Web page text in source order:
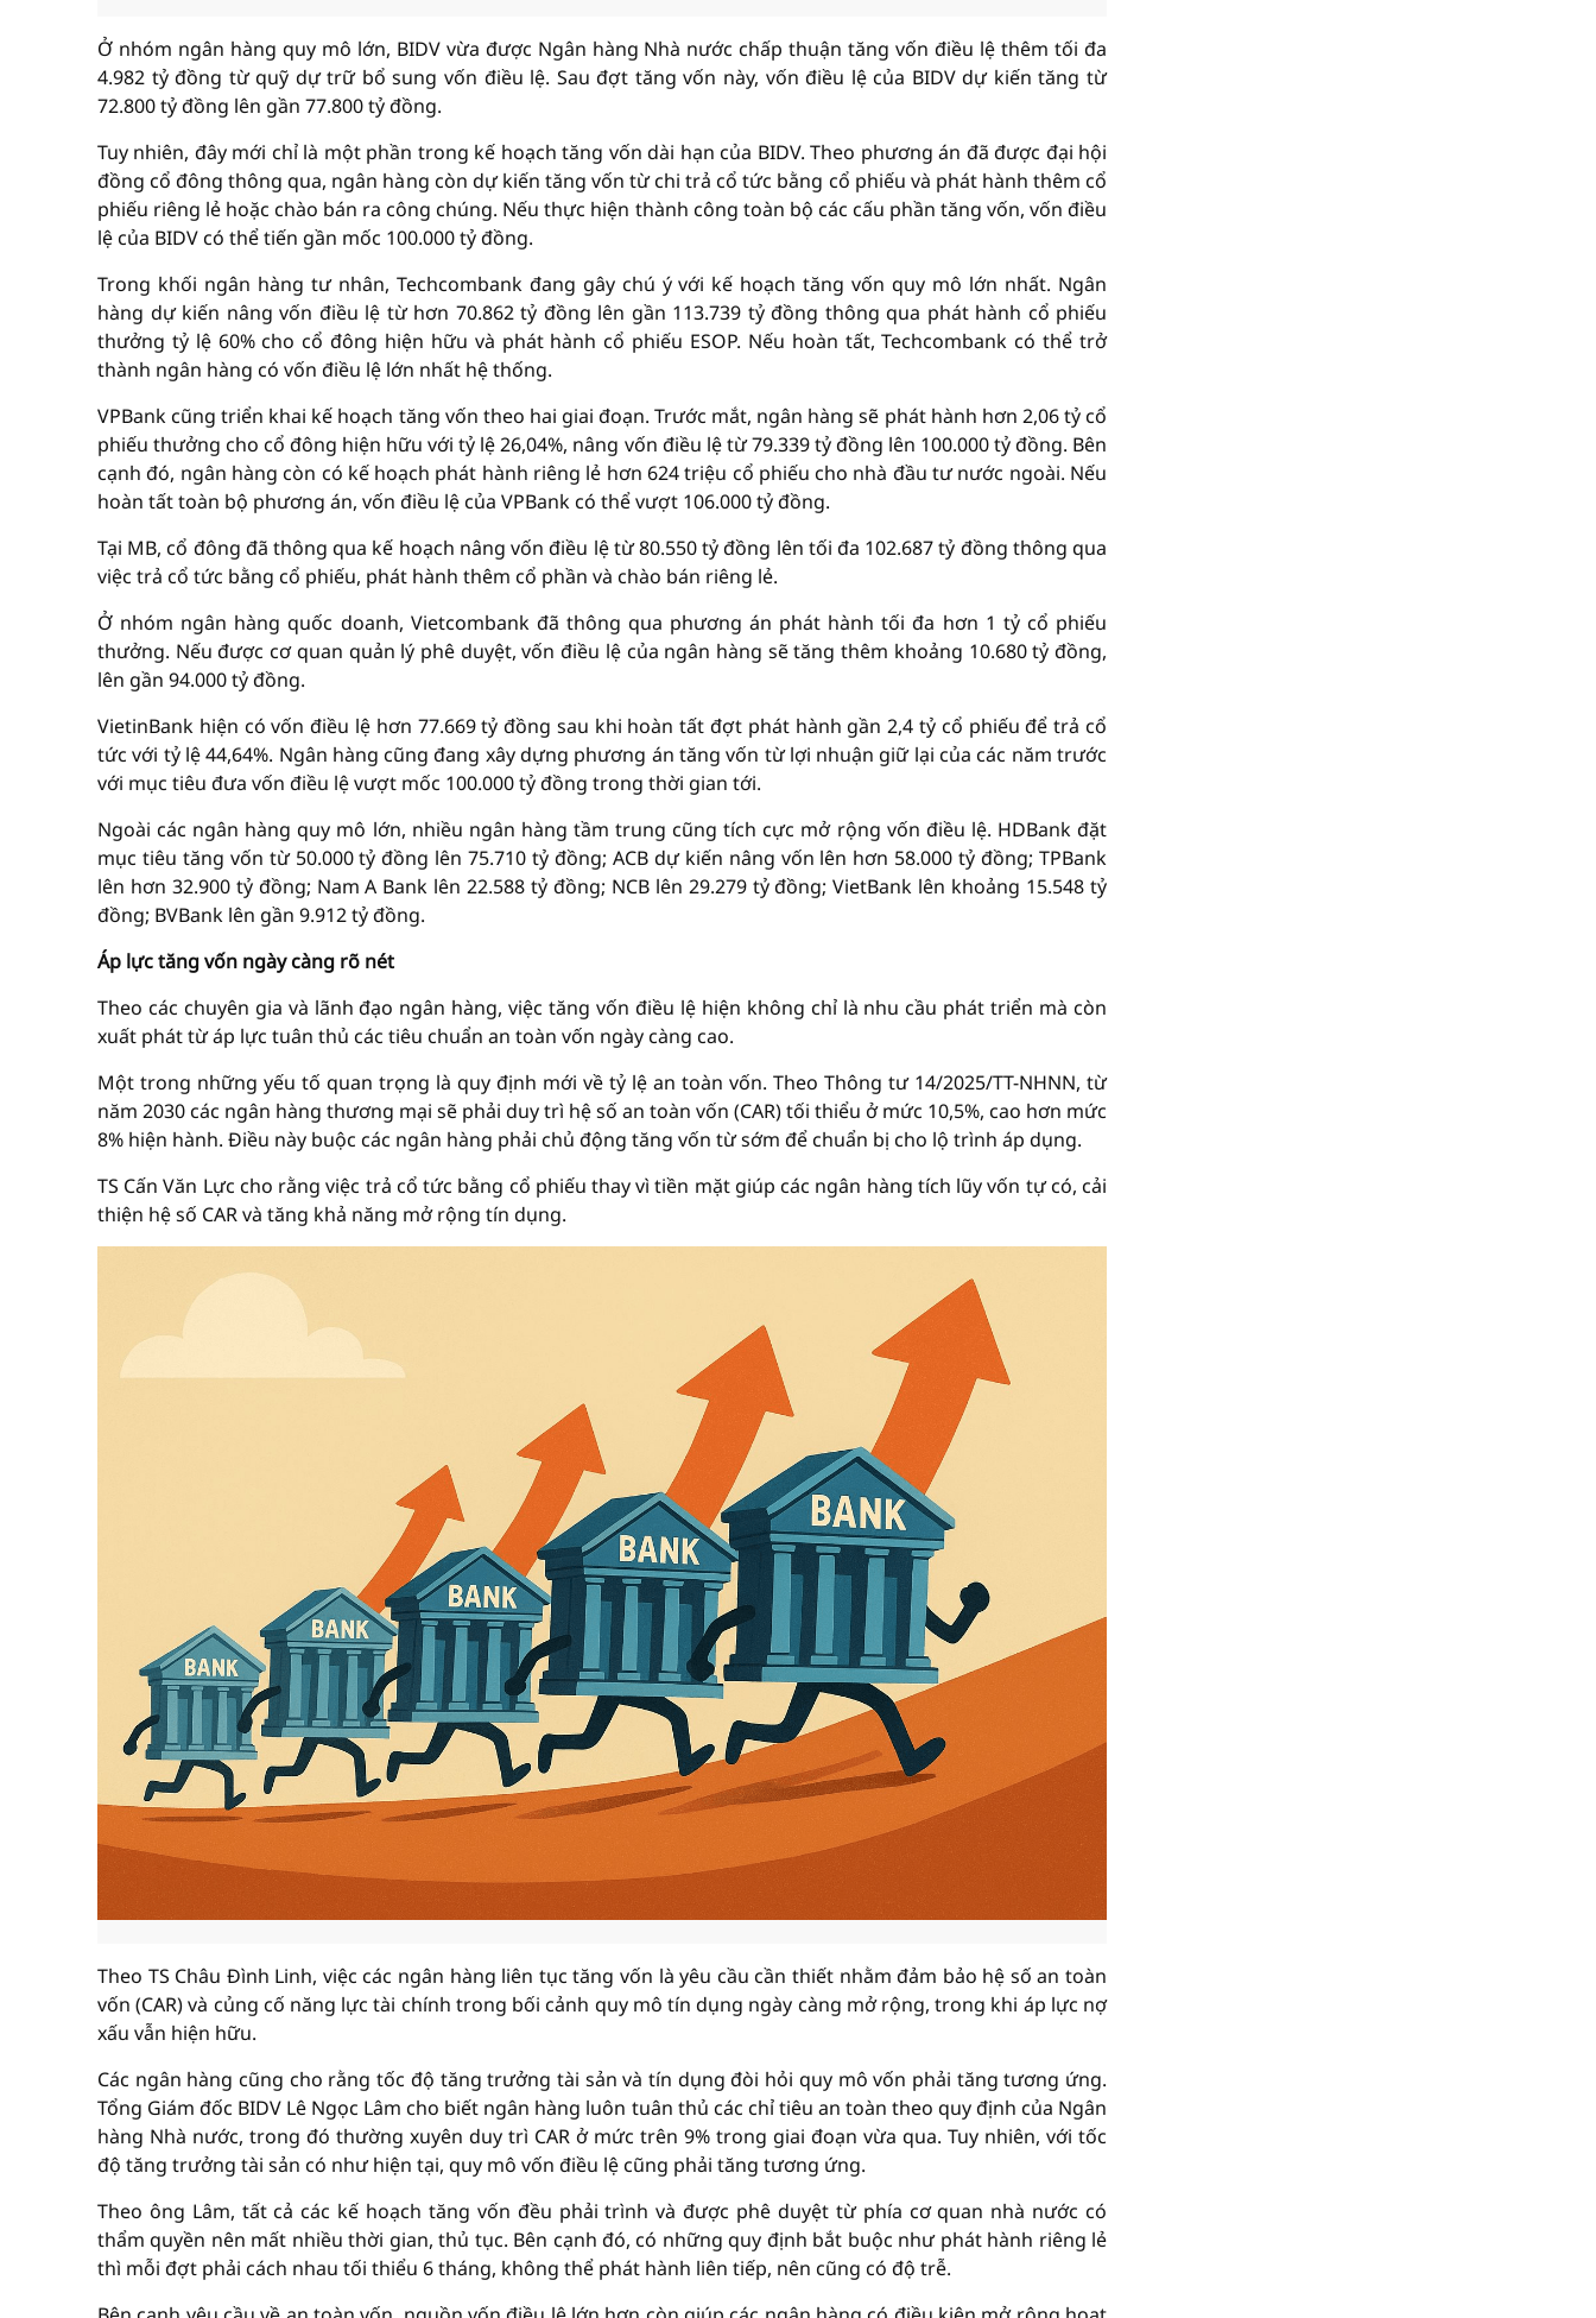
Ở nhóm ngân hàng quy mô lớn, BIDV vừa được Ngân hàng Nhà nước chấp thuận tăng vốn điều lệ thêm tối đa
4.982 tỷ đồng từ quỹ dự trữ bổ sung vốn điều lệ. Sau đợt tăng vốn này, vốn điều lệ của BIDV dự kiến tăng từ
72.800 tỷ đồng lên gần 77.800 tỷ đồng.
Tuy nhiên, đây mới chỉ là một phần trong kế hoạch tăng vốn dài hạn của BIDV. Theo phương án đã được đại hội
đồng cổ đông thông qua, ngân hàng còn dự kiến tăng vốn từ chi trả cổ tức bằng cổ phiếu và phát hành thêm cổ
phiếu riêng lẻ hoặc chào bán ra công chúng. Nếu thực hiện thành công toàn bộ các cấu phần tăng vốn, vốn điều
lệ của BIDV có thể tiến gần mốc 100.000 tỷ đồng.
Trong khối ngân hàng tư nhân, Techcombank đang gây chú ý với kế hoạch tăng vốn quy mô lớn nhất. Ngân
hàng dự kiến nâng vốn điều lệ từ hơn 70.862 tỷ đồng lên gần 113.739 tỷ đồng thông qua phát hành cổ phiếu
thưởng tỷ lệ 60% cho cổ đông hiện hữu và phát hành cổ phiếu ESOP. Nếu hoàn tất, Techcombank có thể trở
thành ngân hàng có vốn điều lệ lớn nhất hệ thống.
VPBank cũng triển khai kế hoạch tăng vốn theo hai giai đoạn. Trước mắt, ngân hàng sẽ phát hành hơn 2,06 tỷ cổ
phiếu thưởng cho cổ đông hiện hữu với tỷ lệ 26,04%, nâng vốn điều lệ từ 79.339 tỷ đồng lên 100.000 tỷ đồng. Bên
cạnh đó, ngân hàng còn có kế hoạch phát hành riêng lẻ hơn 624 triệu cổ phiếu cho nhà đầu tư nước ngoài. Nếu
hoàn tất toàn bộ phương án, vốn điều lệ của VPBank có thể vượt 106.000 tỷ đồng.
Tại MB, cổ đông đã thông qua kế hoạch nâng vốn điều lệ từ 80.550 tỷ đồng lên tối đa 102.687 tỷ đồng thông qua
việc trả cổ tức bằng cổ phiếu, phát hành thêm cổ phần và chào bán riêng lẻ.
Ở nhóm ngân hàng quốc doanh, Vietcombank đã thông qua phương án phát hành tối đa hơn 1 tỷ cổ phiếu
thưởng. Nếu được cơ quan quản lý phê duyệt, vốn điều lệ của ngân hàng sẽ tăng thêm khoảng 10.680 tỷ đồng,
lên gần 94.000 tỷ đồng.
VietinBank hiện có vốn điều lệ hơn 77.669 tỷ đồng sau khi hoàn tất đợt phát hành gần 2,4 tỷ cổ phiếu để trả cổ
tức với tỷ lệ 44,64%. Ngân hàng cũng đang xây dựng phương án tăng vốn từ lợi nhuận giữ lại của các năm trước
với mục tiêu đưa vốn điều lệ vượt mốc 100.000 tỷ đồng trong thời gian tới.
Ngoài các ngân hàng quy mô lớn, nhiều ngân hàng tầm trung cũng tích cực mở rộng vốn điều lệ. HDBank đặt
mục tiêu tăng vốn từ 50.000 tỷ đồng lên 75.710 tỷ đồng; ACB dự kiến nâng vốn lên hơn 58.000 tỷ đồng; TPBank
lên hơn 32.900 tỷ đồng; Nam A Bank lên 22.588 tỷ đồng; NCB lên 29.279 tỷ đồng; VietBank lên khoảng 15.548 tỷ
đồng; BVBank lên gần 9.912 tỷ đồng.
Áp lực tăng vốn ngày càng rõ nét
Theo các chuyên gia và lãnh đạo ngân hàng, việc tăng vốn điều lệ hiện không chỉ là nhu cầu phát triển mà còn
xuất phát từ áp lực tuân thủ các tiêu chuẩn an toàn vốn ngày càng cao.
Một trong những yếu tố quan trọng là quy định mới về tỷ lệ an toàn vốn. Theo Thông tư 14/2025/TT-NHNN, từ
năm 2030 các ngân hàng thương mại sẽ phải duy trì hệ số an toàn vốn (CAR) tối thiểu ở mức 10,5%, cao hơn mức
8% hiện hành. Điều này buộc các ngân hàng phải chủ động tăng vốn từ sớm để chuẩn bị cho lộ trình áp dụng.
TS Cấn Văn Lực cho rằng việc trả cổ tức bằng cổ phiếu thay vì tiền mặt giúp các ngân hàng tích lũy vốn tự có, cải
thiện hệ số CAR và tăng khả năng mở rộng tín dụng.
Theo TS Châu Đình Linh, việc các ngân hàng liên tục tăng vốn là yêu cầu cần thiết nhằm đảm bảo hệ số an toàn
vốn (CAR) và củng cố năng lực tài chính trong bối cảnh quy mô tín dụng ngày càng mở rộng, trong khi áp lực nợ
xấu vẫn hiện hữu.
Các ngân hàng cũng cho rằng tốc độ tăng trưởng tài sản và tín dụng đòi hỏi quy mô vốn phải tăng tương ứng.
Tổng Giám đốc BIDV Lê Ngọc Lâm cho biết ngân hàng luôn tuân thủ các chỉ tiêu an toàn theo quy định của Ngân
hàng Nhà nước, trong đó thường xuyên duy trì CAR ở mức trên 9% trong giai đoạn vừa qua. Tuy nhiên, với tốc
độ tăng trưởng tài sản có như hiện tại, quy mô vốn điều lệ cũng phải tăng tương ứng.
Theo ông Lâm, tất cả các kế hoạch tăng vốn đều phải trình và được phê duyệt từ phía cơ quan nhà nước có
thẩm quyền nên mất nhiều thời gian, thủ tục. Bên cạnh đó, có những quy định bắt buộc như phát hành riêng lẻ
thì mỗi đợt phải cách nhau tối thiểu 6 tháng, không thể phát hành liên tiếp, nên cũng có độ trễ.